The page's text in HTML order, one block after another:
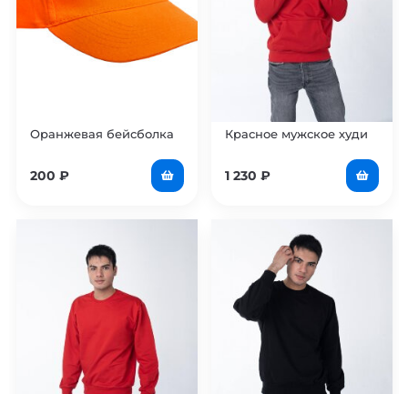
Оранжевая бейсболка
200 ₽
Красное мужское худи
1 230 ₽